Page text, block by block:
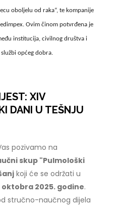
oboljelu od raka“, te kompanije
Ovim činom potvrđena je
institucija, civilnog društva i
općeg dobra.
XIV
DANI U TEŠNJU
pozivamo na
skup "Pulmološki
koji će se održati u
oktobra 2025. godine.
stručno-naučnog dijela